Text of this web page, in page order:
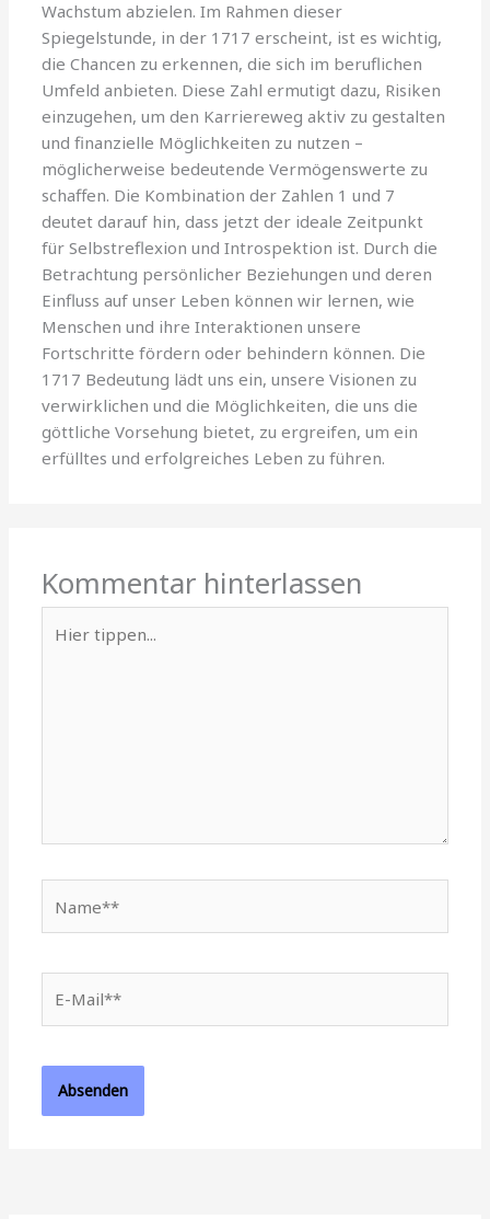
Wachstum abzielen. Im Rahmen dieser
Spiegelstunde, in der 1717 erscheint, ist es wichtig,
die Chancen zu erkennen, die sich im beruflichen
Umfeld anbieten. Diese Zahl ermutigt dazu, Risiken
einzugehen, um den Karriereweg aktiv zu gestalten
und finanzielle Möglichkeiten zu nutzen –
möglicherweise bedeutende Vermögenswerte zu
schaffen. Die Kombination der Zahlen 1 und 7
deutet darauf hin, dass jetzt der ideale Zeitpunkt
für Selbstreflexion und Introspektion ist. Durch die
Betrachtung persönlicher Beziehungen und deren
Einfluss auf unser Leben können wir lernen, wie
Menschen und ihre Interaktionen unsere
Fortschritte fördern oder behindern können. Die
1717 Bedeutung lädt uns ein, unsere Visionen zu
verwirklichen und die Möglichkeiten, die uns die
göttliche Vorsehung bietet, zu ergreifen, um ein
erfülltes und erfolgreiches Leben zu führen.
Kommentar hinterlassen
tippen...
Mail**